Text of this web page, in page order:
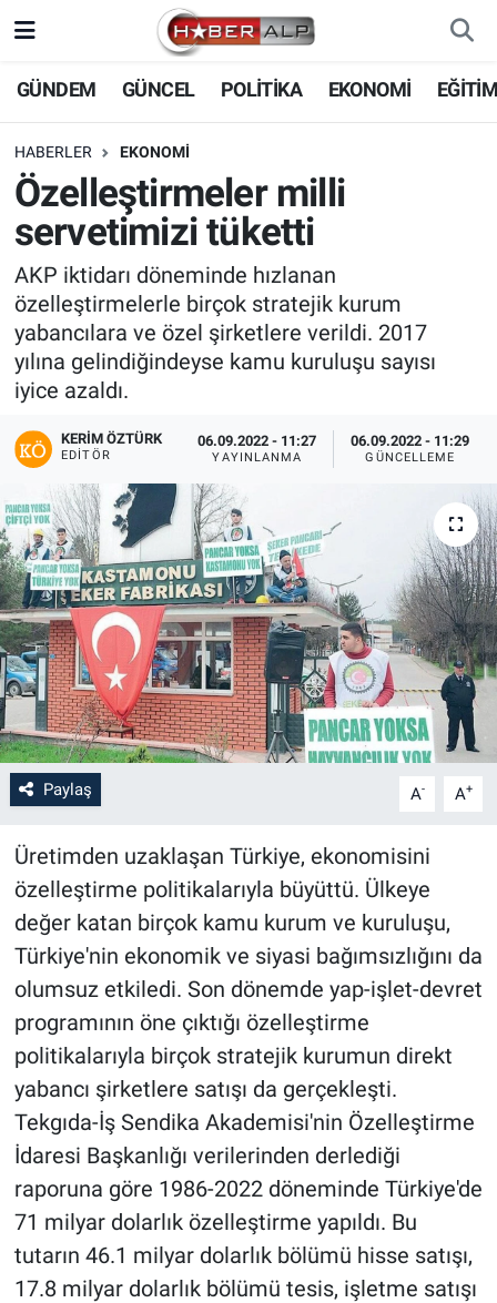
GÜNDEM GÜNCEL POLİTİKA EKONOMİ
HABERLER EKONOMİ
Özelleştirmeler milli
servetimizi tüketti
AKP iktidarı döneminde hızlanan
özelleştirmelerle birçok stratejik kurum
yabancılara ve özel şirketlere verildi. 2017
yılına gelindiğindeyse kamu kuruluşu sayısı
iyice azaldı.
KERIM ÖZTÜRK
EDITÖR
06.09.2022 - 11:27
YAYINLANMA
06.09.2022 - 11:29
GÜNCELLEME
Paylaş A- A+
Üretimden uzaklaşan Türkiye, ekonomisini
özelleştirme politikalarıyla büyüttü. Ülkeye
değer katan birçok kamu kurum ve kuruluşu,
Türkiye'nin ekonomik ve siyasi bağımsızlığını da
olumsuz etkiledi. Son dönemde yap-işlet-devret
programının öne çıktığı özelleştirme
politikalarıyla birçok stratejik kurumun direkt
yabancı şirketlere satışı da gerçekleşti.
Tekgıda-İş Sendika Akademisi'nin Özelleştirme
İdaresi Başkanlığı verilerinden derlediği
raporuna göre 1986-2022 döneminde Türkiye'de
71 milyar dolarlık özelleştirme yapıldı. Bu
tutarın 46.1 milyar dolarlık bölümü hisse satışı,
17.8 milyar dolarlık bölümü tesis, işletme satışı
Nöbetçi Eczaneler
Hava Durumu
Trafik Durumu
Tüm Manşetler
Son Dakika Haberleri